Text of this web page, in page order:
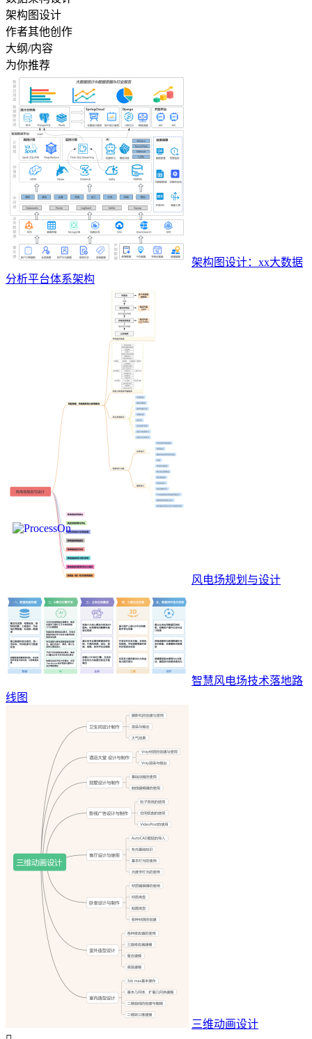
架构图设计
作者其他创作
大纲/内容
为你推荐
架构图设计：xx大数据
分析平台体系架构
风电场规划与设计
智慧风电场技术落地路
线图
三维动画设计